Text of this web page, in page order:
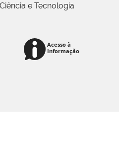
e Tecnologia